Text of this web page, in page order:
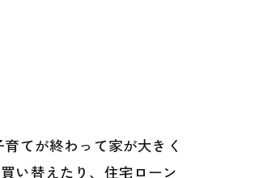
てが終わって家が大きく
い替えたり、住宅ローン